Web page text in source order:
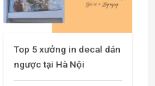
Top 5 xưởng in decal dán
ngược tại Hà Nội